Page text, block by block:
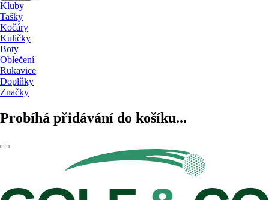
Kluby
Tašky
Kočáry
Kuličky
Boty
Oblečení
Rukavice
Doplňky
Značky
Probíhá přidávání do košíku...